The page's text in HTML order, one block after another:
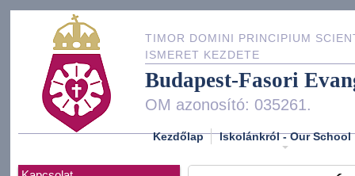
TIMOR DOMINI PRINCIPIUM
ISMERET KEZDETE
Budapest-Fasori
OM azonosító: 035261.
Kezdőlap Iskolánkról - Our School